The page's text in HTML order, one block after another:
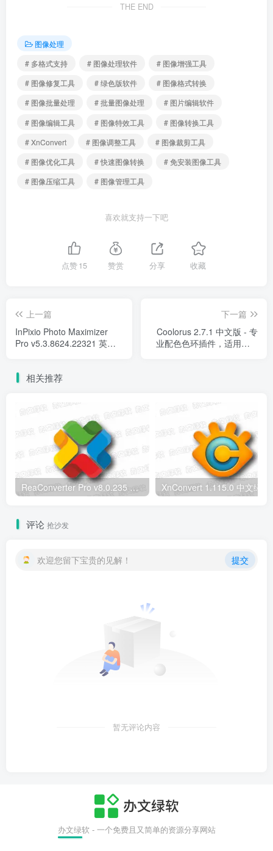
THE END
图像处理
# 多格式支持
# 图像处理软件
# 图像增强工具
# 图像修复工具
# 绿色版软件
# 图像格式转换
# 图像批量处理
# 批量图像处理
# 图片编辑软件
# 图像编辑工具
# 图像特效工具
# 图像转换工具
# XnConvert
# 图像调整工具
# 图像裁剪工具
# 图像优化工具
# 快速图像转换
# 免安装图像工具
# 图像压缩工具
# 图像管理工具
喜欢就支持一下吧
点赞15 赞赏 分享 收藏
上一篇
InPixio Photo Maximizer
Pro v5.3.8624.22321 英文
下一篇
Coolorus 2.7.1 中文版 - 专
业配色色环插件，适用于AI
相关推荐
ReaConverter Pro v8.0.235 便携版 – 批量图片转换处理工具
评论 抢沙发
欢迎您留下宝贵的见解！ 提交
暂无评论内容
办文绿软 - 一个免费且又简单的资源分享网站